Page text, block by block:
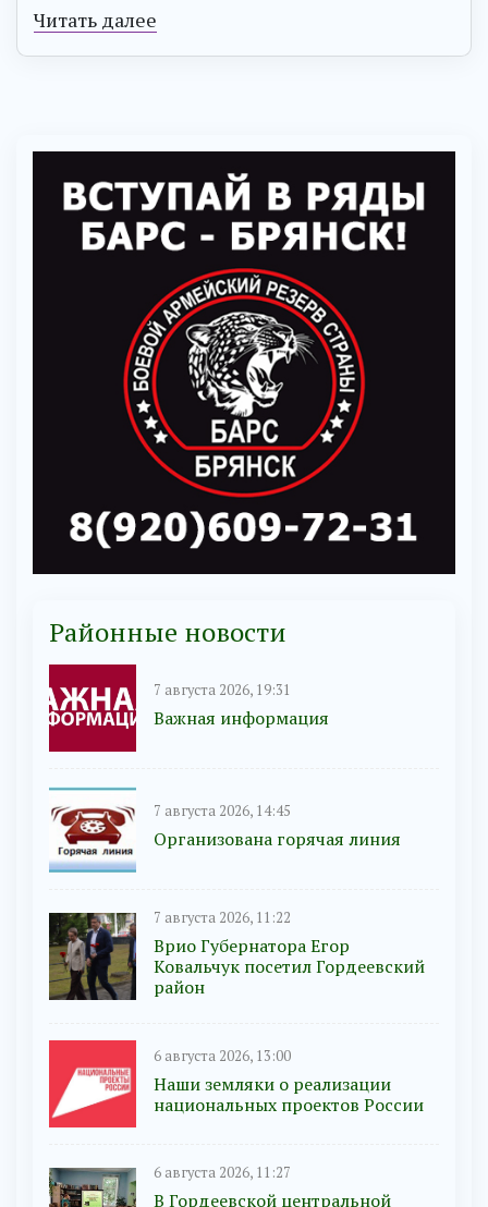
Читать далее
Районные новости
7 августа 2026, 19:31
Важная информация
7 августа 2026, 14:45
Организована горячая линия
7 августа 2026, 11:22
Врио Губернатора Егор
Ковальчук посетил Гордеевский
район
6 августа 2026, 13:00
Наши земляки о реализации
национальных проектов России
6 августа 2026, 11:27
В Гордеевской центральной